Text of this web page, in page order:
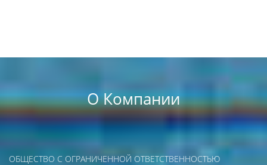
О Компании
ОБЩЕСТВО С ОГРАНИЧЕННОЙ ОТВЕТСТВЕННОСТЬЮ